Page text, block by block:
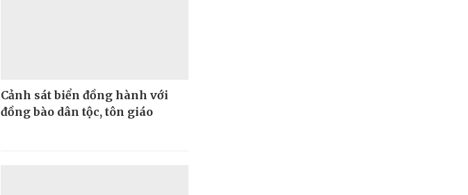
Cảnh sát biển đồng hành với
đồng bào dân tộc, tôn giáo